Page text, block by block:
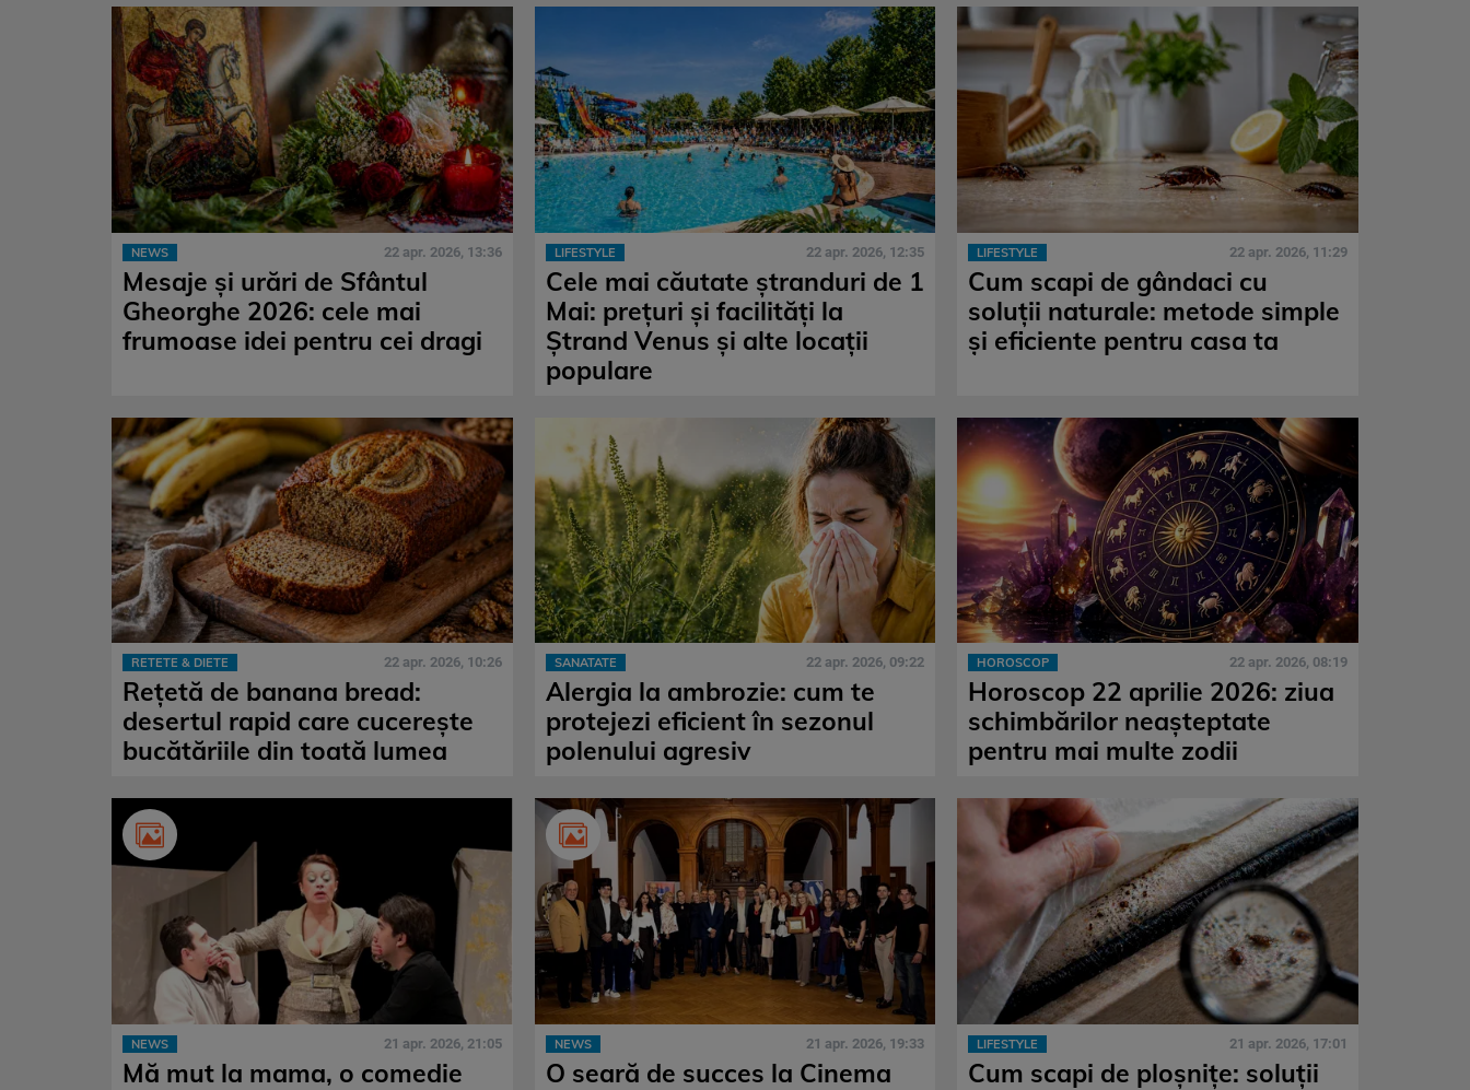
NEWS 22 apr. 2026, 13:36
Mesaje și urări de Sfântul
Gheorghe 2026: cele mai
frumoase idei pentru cei dragi
LIFESTYLE 22 apr. 2026, 12:35
Cele mai căutate ștranduri de 1
Mai: prețuri și facilități la
Ștrand Venus și alte locații
populare
LIFESTYLE 22 apr. 2026, 11:29
Cum scapi de gândaci cu
soluții naturale: metode simple
și eficiente pentru casa ta
RETETE & DIETE 22 apr. 2026, 10:26
Rețetă de banana bread:
desertul rapid care cucerește
bucătăriile din toată lumea
SANATATE 22 apr. 2026, 09:22
Alergia la ambrozie: cum te
protejezi eficient în sezonul
polenului agresiv
HOROSCOP 22 apr. 2026, 08:19
Horoscop 22 aprilie 2026: ziua
schimbărilor neașteptate
pentru mai multe zodii
NEWS 21 apr. 2026, 21:05
Mă mut la mama, o comedie
NEWS 21 apr. 2026, 19:33
O seară de succes la Cinema
LIFESTYLE 21 apr. 2026, 17:01
Cum scapi de ploșnițe: soluții